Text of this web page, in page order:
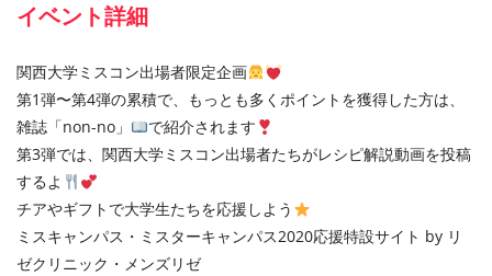
イベント詳細
関西大学ミスコン出場者限定企画
第1弾〜第4弾の累積で、もっとも多くポイントを獲得した⽅は、
雑誌「non-no」
で紹介されます
第3弾では、関西大学ミスコン出場者たちがレシピ解説動画を投稿
するよ
チアやギフトで⼤学⽣たちを応援しよう
ミスキャンパス・ミスターキャンパス2020応援特設サイト by リ
ゼクリニック・メンズリゼ